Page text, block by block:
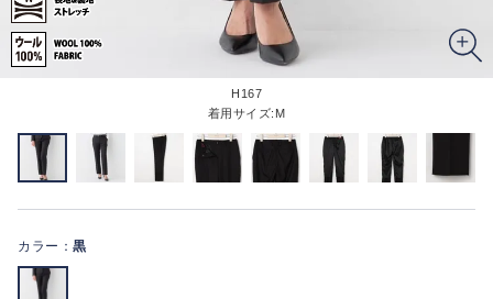
H167
着用サイズ:M
カラー： 黒